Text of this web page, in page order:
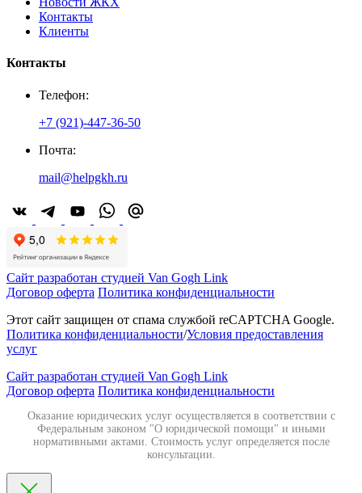
Контакты
Клиенты
Контакты
Телефон:
+7 (921)-447-36-50
Почта:
mail@helpgkh.ru
Сайт разработан студией Van Gogh Link
Договор оферта Политика конфиденциальности
Этот сайт защищен от спама службой reCAPTCHA Google.
Политика конфиденциальности/Условия предоставления
услуг
Сайт разработан студией Van Gogh Link
Договор оферта Политика конфиденциальности
Оказание юридических услуг осуществляется в соответствии с
Федеральным законом "О юридической помощи" и иными
нормативными актами. Стоимость услуг определяется после
консультации.